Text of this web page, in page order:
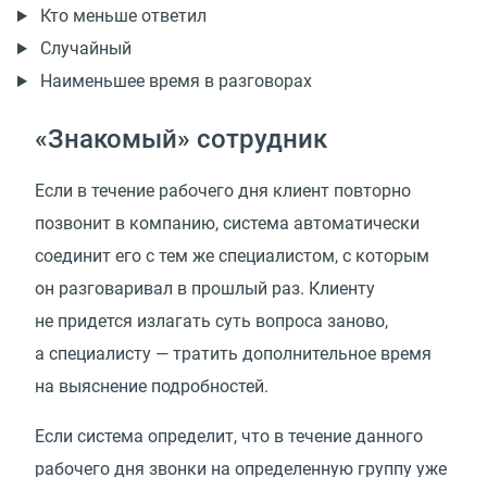
Кто меньше ответил
Случайный
Наименьшее время в разговорах
«Знакомый» сотрудник
Если в течение рабочего дня клиент повторно
позвонит в компанию, система автоматически
соединит его с тем же специалистом, с которым
он разговаривал в прошлый раз. Клиенту
не придется излагать суть вопроса заново,
а специалисту — тратить дополнительное время
на выяснение подробностей.
Если система определит, что в течение данного
рабочего дня звонки на определенную группу уже